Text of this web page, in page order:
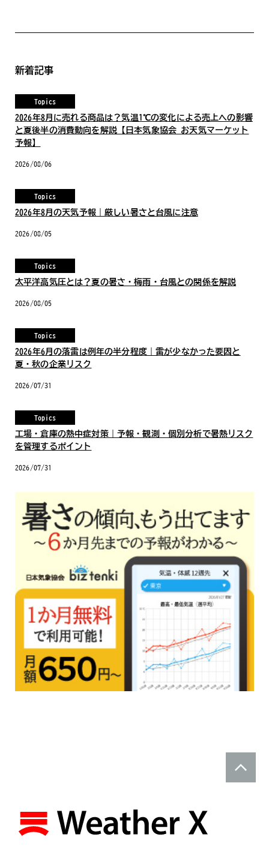
新着記事
Topics
2026年8月に売れる商品は？気温1℃の変化による売上への影響
と夏後半の消費動向を解説【日本気象協会 お天気マーケット
予報】
2026/08/06
Topics
2026年8月の天気予報｜厳しい暑さと台風に注意
2026/08/05
Topics
太平洋高気圧とは？夏の暑さ・梅雨・台風との関係を解説
2026/08/05
Topics
2026年6月の落雷は例年の半分程度｜雷が少なかった要因と
夏・秋の企業リスク
2026/07/31
Topics
工場・倉庫の熱中症対策｜予報・観測・個別分析で暑熱リスク
を管理するポイント
2026/07/31